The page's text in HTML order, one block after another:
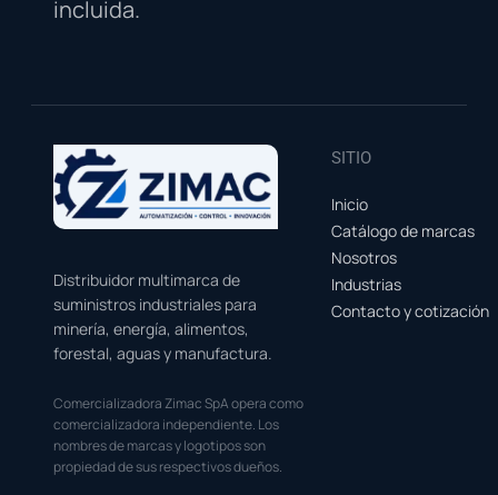
incluida.
Distribuidor multimarca de
suministros industriales para
minería, energía, alimentos,
forestal, aguas y manufactura.
Comercializadora Zimac SpA opera como
comercializadora independiente. Los
nombres de marcas y logotipos son
propiedad de sus respectivos dueños.
SITIO
Inicio
Catálogo de marcas
Nosotros
Industrias
Contacto y cotización